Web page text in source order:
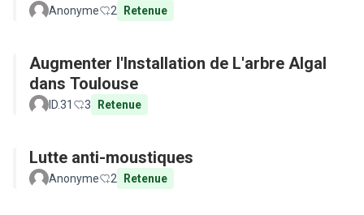
Anonyme 2 Retenue
Augmenter l'Installation de L'arbre Algal
dans Toulouse
ID.31 3 Retenue
Lutte anti-moustiques
Anonyme 2 Retenue